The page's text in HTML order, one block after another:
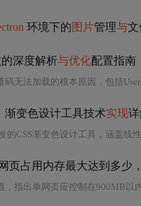
环境下的图片管理与文
深度解析与优化配置指南
的根本原因，包括User-Agent识别失败、跨域限
渐变色设计工具技术实现
/径向/锥形三种渐变类型支持、多节点颜色动态控制、实时预览、13种预设方案、
页占用内存最大达到多少
），超出易引发卡顿或崩溃。重点分析三大卡顿根源：内存泄漏、DOM/